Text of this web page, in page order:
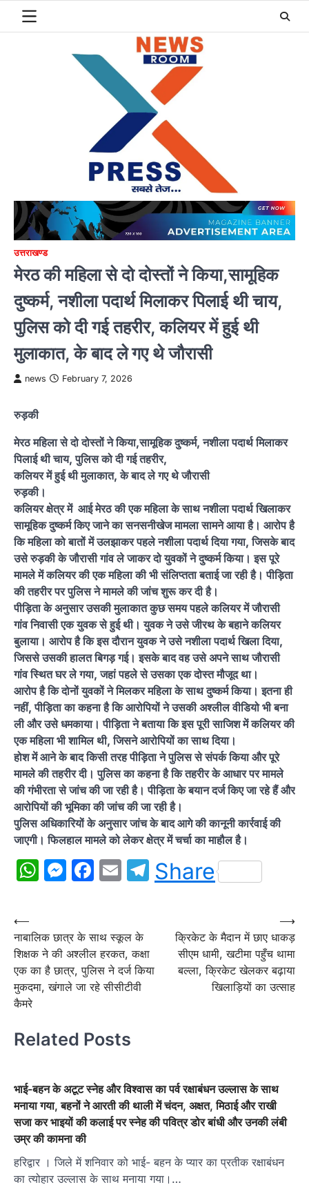
उत्तराखण्ड
मेरठ की महिला से दो दोस्तों ने किया,सामूहिक
दुष्कर्म, नशीला पदार्थ मिलाकर पिलाई थी चाय,
पुलिस को दी गई तहरीर, कलियर में हुई थी
मुलाकात, के बाद ले गए थे जौरासी
news February 7, 2026
रुड़की
मेरठ महिला से दो दोस्तों ने किया,सामूहिक दुष्कर्म, नशीला पदार्थ मिलाकर
पिलाई थी चाय, पुलिस को दी गई तहरीर,
कलियर में हुई थी मुलाकात, के बाद ले गए थे जौरासी
रुड़की।
कलियर क्षेत्र में आई मेरठ की एक महिला के साथ नशीला पदार्थ खिलाकर
सामूहिक दुष्कर्म किए जाने का सनसनीखेज मामला सामने आया है। आरोप है
कि महिला को बातों में उलझाकर पहले नशीला पदार्थ दिया गया, जिसके बाद
उसे रुड़की के जौरासी गांव ले जाकर दो युवकों ने दुष्कर्म किया। इस पूरे
मामले में कलियर की एक महिला की भी संलिप्तता बताई जा रही है। पीड़िता
की तहरीर पर पुलिस ने मामले की जांच शुरू कर दी है।
पीड़िता के अनुसार उसकी मुलाकात कुछ समय पहले कलियर में जौरासी
गांव निवासी एक युवक से हुई थी। युवक ने उसे जीरथ के बहाने कलियर
बुलाया। आरोप है कि इस दौरान युवक ने उसे नशीला पदार्थ खिला दिया,
जिससे उसकी हालत बिगड़ गई। इसके बाद वह उसे अपने साथ जौरासी
गांव स्थित घर ले गया, जहां पहले से उसका एक दोस्त मौजूद था।
आरोप है कि दोनों युवकों ने मिलकर महिला के साथ दुष्कर्म किया। इतना ही
नहीं, पीड़िता का कहना है कि आरोपियों ने उसकी अश्लील वीडियो भी बना
ली और उसे धमकाया। पीड़िता ने बताया कि इस पूरी साजिश में कलियर की
एक महिला भी शामिल थी, जिसने आरोपियों का साथ दिया।
होश में आने के बाद किसी तरह पीड़िता ने पुलिस से संपर्क किया और पूरे
मामले की तहरीर दी। पुलिस का कहना है कि तहरीर के आधार पर मामले
की गंभीरता से जांच की जा रही है। पीड़िता के बयान दर्ज किए जा रहे हैं और
आरोपियों की भूमिका की जांच की जा रही है।
पुलिस अधिकारियों के अनुसार जांच के बाद आगे की कानूनी कार्रवाई की
जाएगी। फिलहाल मामले को लेकर क्षेत्र में चर्चा का माहौल है।
WhatsApp
Messenger
Facebook
EmailTelegram
Share
Post
navigation
⟵
नाबालिक छात्र के साथ स्कूल के
शिक्षक ने की अश्लील हरकत, कक्षा
एक का है छात्र, पुलिस ने दर्ज किया
मुकदमा, खंगाले जा रहे सीसीटीवी
कैमरे
क्रिकेट के मैदान में छाए धाकड़
सीएम धामी, खटीमा पहुँच थामा
बल्ला, क्रिकेट खेलकर बढ़ाया
खिलाड़ियों का उत्साह
⟶
Related Posts
भाई-बहन के अटूट स्नेह और विश्वास का पर्व रक्षाबंधन उल्लास के साथ
मनाया गया, बहनों ने आरती की थाली में चंदन, अक्षत, मिठाई और राखी
सजा कर भाइयों की कलाई पर स्नेह की पवित्र डोर बांधी और उनकी लंबी
उम्र की कामना की
हरिद्वार । जिले में शनिवार को भाई- बहन के प्यार का प्रतीक रक्षाबंधन
का त्योहार उल्लास के साथ मनाया गया।…